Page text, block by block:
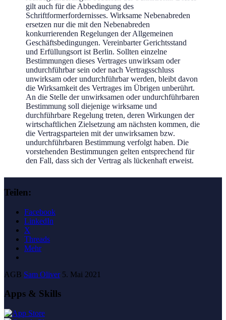
gilt auch für die Abbedingung des
Schriftformerfordernisses. Wirksame Nebenabreden
ersetzen nur die mit den Nebenabreden
konkurrierenden Regelungen der Allgemeinen
Geschäftsbedingungen. Vereinbarter Gerichtsstand
und Erfüllungsort ist Berlin. Sollten einzelne
Bestimmungen dieses Vertrages unwirksam oder
undurchführbar sein oder nach Vertragsschluss
unwirksam oder undurchführbar werden, bleibt davon
die Wirksamkeit des Vertrages im Übrigen unberührt.
An die Stelle der unwirksamen oder undurchführbaren
Bestimmung soll diejenige wirksame und
durchführbare Regelung treten, deren Wirkungen der
wirtschaftlichen Zielsetzung am nächsten kommen, die
die Vertragsparteien mit der unwirksamen bzw.
undurchführbaren Bestimmung verfolgt haben. Die
vorstehenden Bestimmungen gelten entsprechend für
den Fall, dass sich der Vertrag als lückenhaft erweist.
Teilen:
Facebook
LinkedIn
X
Threads
Mehr
AGB Sam Oliver 5. Mai 2021
Apps & Skills